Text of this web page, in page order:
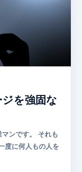
を強固な
ンです。 それも
度に何人もの人を